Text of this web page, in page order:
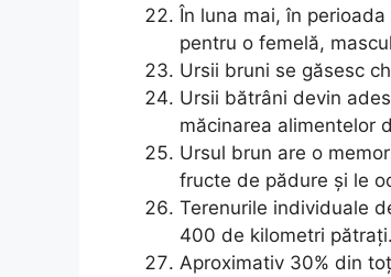
În luna mai, în
pentru o femelă,
Ursii bruni se găsesc
Ursii bătrâni devin
măcinarea alimentelor
Ursul brun are o
fructe de pădure și le
Terenurile individuale
400 de kilometri pătrați.
Aproximativ 30% din